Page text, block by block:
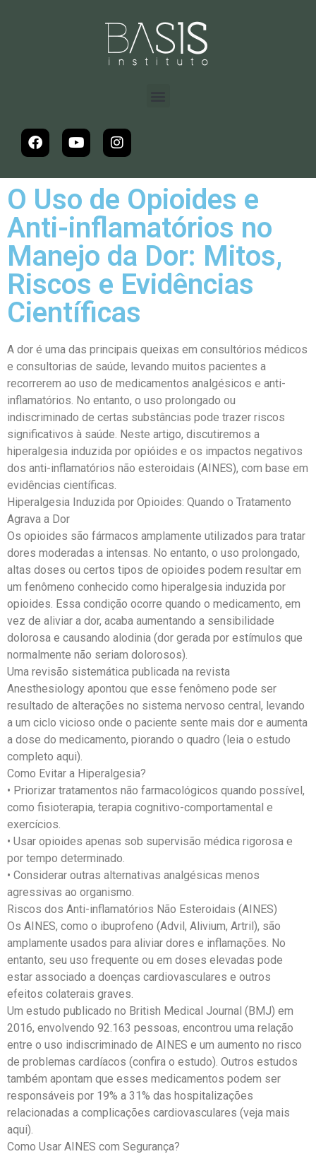
O Uso de Opioides e
Anti-inflamatórios no
Manejo da Dor: Mitos,
Riscos e Evidências
Científicas
A dor é uma das principais queixas em consultórios médicos
e consultorias de saúde, levando muitos pacientes a
recorrerem ao uso de medicamentos analgésicos e anti-
inflamatórios. No entanto, o uso prolongado ou
indiscriminado de certas substâncias pode trazer riscos
significativos à saúde. Neste artigo, discutiremos a
hiperalgesia induzida por opióides e os impactos negativos
dos anti-inflamatórios não esteroidais (AINES), com base em
evidências científicas.
Hiperalgesia Induzida por Opioides: Quando o Tratamento
Agrava a Dor
Os opioides são fármacos amplamente utilizados para tratar
dores moderadas a intensas. No entanto, o uso prolongado,
altas doses ou certos tipos de opioides podem resultar em
um fenômeno conhecido como hiperalgesia induzida por
opioides. Essa condição ocorre quando o medicamento, em
vez de aliviar a dor, acaba aumentando a sensibilidade
dolorosa e causando alodinia (dor gerada por estímulos que
normalmente não seriam dolorosos).
Uma revisão sistemática publicada na revista
Anesthesiology apontou que esse fenômeno pode ser
resultado de alterações no sistema nervoso central, levando
a um ciclo vicioso onde o paciente sente mais dor e aumenta
a dose do medicamento, piorando o quadro (leia o estudo
completo aqui).
Como Evitar a Hiperalgesia?
• Priorizar tratamentos não farmacológicos quando possível,
como fisioterapia, terapia cognitivo-comportamental e
exercícios.
• Usar opioides apenas sob supervisão médica rigorosa e
por tempo determinado.
• Considerar outras alternativas analgésicas menos
agressivas ao organismo.
Riscos dos Anti-inflamatórios Não Esteroidais (AINES)
Os AINES, como o ibuprofeno (Advil, Alivium, Artril), são
amplamente usados para aliviar dores e inflamações. No
entanto, seu uso frequente ou em doses elevadas pode
estar associado a doenças cardiovasculares e outros
efeitos colaterais graves.
Um estudo publicado no British Medical Journal (BMJ) em
2016, envolvendo 92.163 pessoas, encontrou uma relação
entre o uso indiscriminado de AINES e um aumento no risco
de problemas cardíacos (confira o estudo). Outros estudos
também apontam que esses medicamentos podem ser
responsáveis por 19% a 31% das hospitalizações
relacionadas a complicações cardiovasculares (veja mais
aqui).
Como Usar AINES com Segurança?